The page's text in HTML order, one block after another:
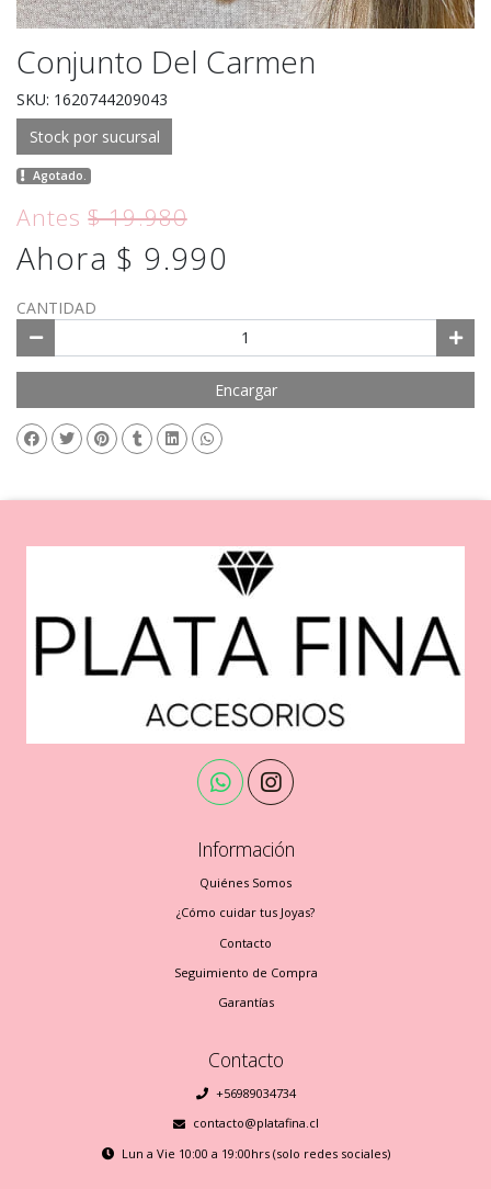
Conjunto Del Carmen
SKU: 1620744209043
Stock por sucursal
Agotado.
Antes$ 19.980
Ahora $ 9.990
CANTIDAD
Encargar
Información
Quiénes Somos
¿Cómo cuidar tus Joyas?
Contacto
Seguimiento de Compra
Garantías
Contacto
+56989034734
contacto@platafina.cl
Lun a Vie 10:00 a 19:00hrs (solo redes sociales)